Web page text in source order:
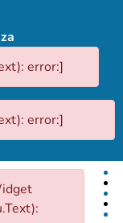
error:]
error:]